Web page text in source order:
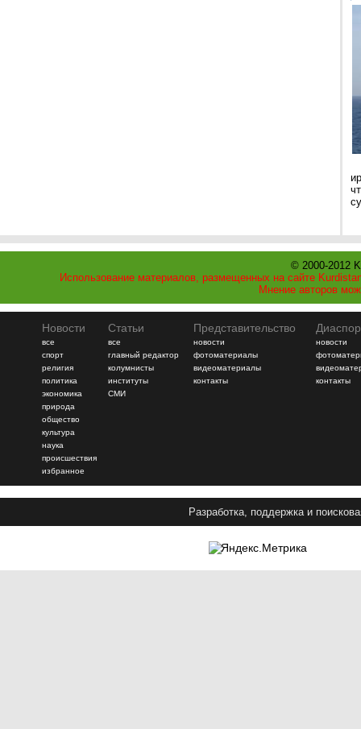
© 2000-2012
Использование материалов, размещенных на сайте
Мнение авторов
Новости
все
спорт
религия
политика
экономика
природа
общество
культура
наука
происшествия
избранное
Статьи
все
главный редактор
колумнисты
институты
СМИ
Представительство
новости
фотоматериалы
видеоматериалы
контакты
новости
контакты
Разработка, поддержка и